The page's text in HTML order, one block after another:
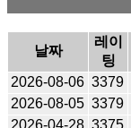
날짜
레이
팅
2026-08-06 3379
2026-08-05 3379
2026-04-28 3375